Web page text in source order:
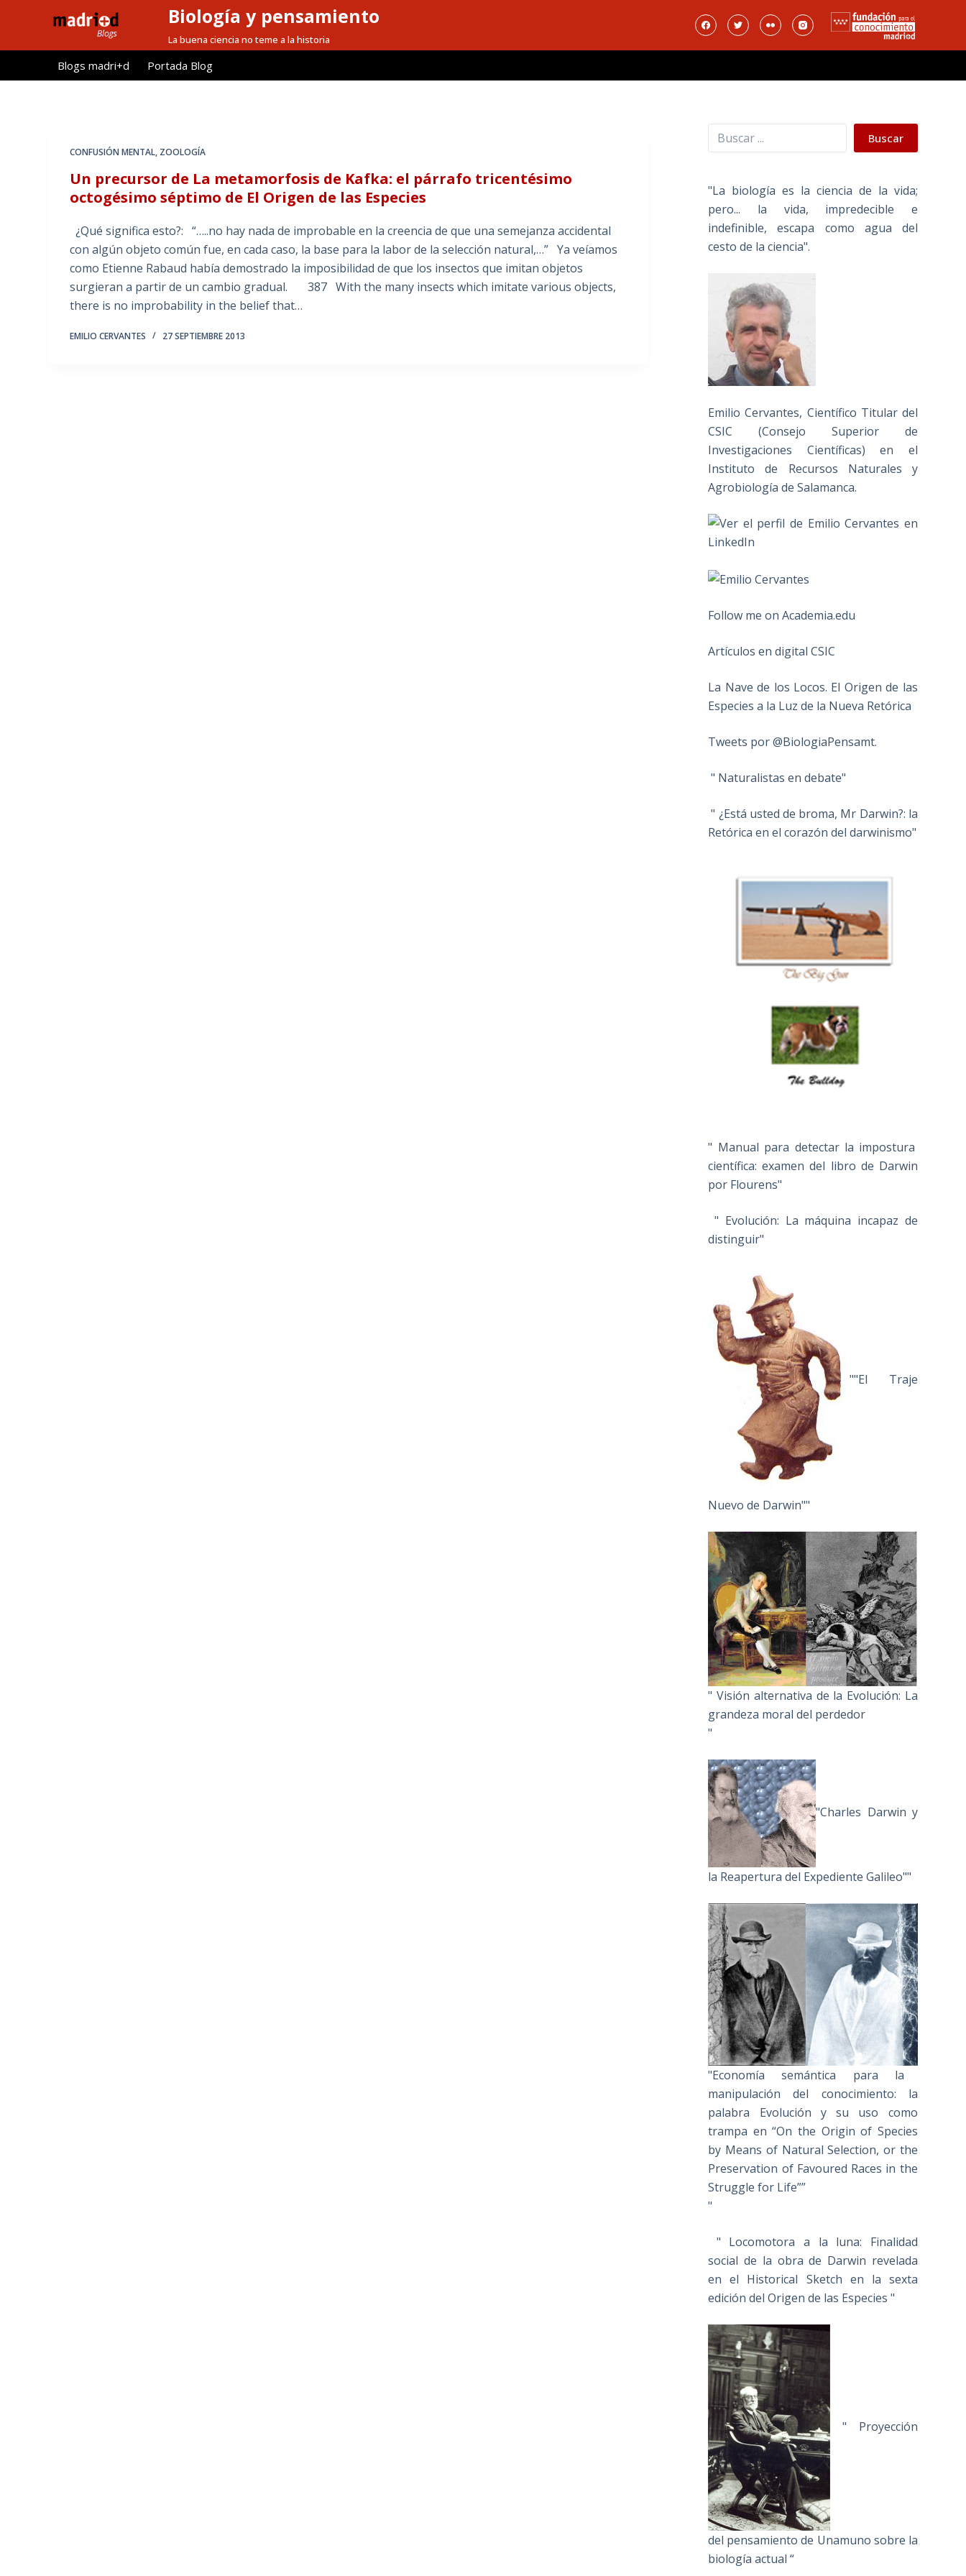
l
Biología y pensamiento
La buena ciencia no teme a la historia
Blogs madri+d Portada Blog
CONFUSIÓN MENTAL, ZOOLOGÍA
Un precursor de La metamorfosis de Kafka: el párrafo tricentésimo
octogésimo séptimo de El Origen de las Especies
¿Qué significa esto?: “…..no hay nada de improbable en la creencia de que una semejanza accidental
con algún objeto común fue, en cada caso, la base para la labor de la selección natural,…” Ya veíamos
como Etienne Rabaud había demostrado la imposibilidad de que los insectos que imitan objetos
surgieran a partir de un cambio gradual. 387 With the many insects which imitate various objects,
there is no improbability in the belief that…
EMILIO CERVANTES 27 SEPTIEMBRE 2013
Buscar Buscar
"La biología es la ciencia de la vida;
pero... la vida, impredecible e
indefinible, escapa como agua del
cesto de la ciencia".
Emilio Cervantes, Científico Titular del
CSIC (Consejo Superior de
Investigaciones Científicas) en el
Instituto de Recursos Naturales y
Agrobiología de Salamanca.
Follow me on Academia.edu
Artículos en digital CSIC
La Nave de los Locos. El Origen de las
Especies a la Luz de la Nueva Retórica
Tweets por @BiologiaPensamt.
" Naturalistas en debate"
" ¿Está usted de broma, Mr Darwin?: la
Retórica en el corazón del darwinismo"
" Manual para detectar la impostura
científica: examen del libro de Darwin
por Flourens"
" Evolución: La máquina incapaz de
distinguir"
""El Traje
Nuevo de Darwin""
" Visión alternativa de la Evolución: La
grandeza moral del perdedor
"
"Charles Darwin y
la Reapertura del Expediente Galileo""
"Economía semántica para la
manipulación del conocimiento: la
palabra Evolución y su uso como
trampa en “On the Origin of Species
by Means of Natural Selection, or the
Preservation of Favoured Races in the
Struggle for Life””
"
" Locomotora a la luna: Finalidad
social de la obra de Darwin revelada
en el Historical Sketch en la sexta
edición del Origen de las Especies "
" Proyección
del pensamiento de Unamuno sobre la
biología actual “